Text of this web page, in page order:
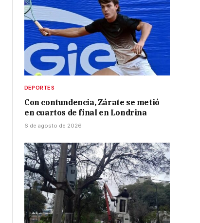
DEPORTES
Con contundencia, Zárate se metió
en cuartos de final en Londrina
6 de agosto de 2026